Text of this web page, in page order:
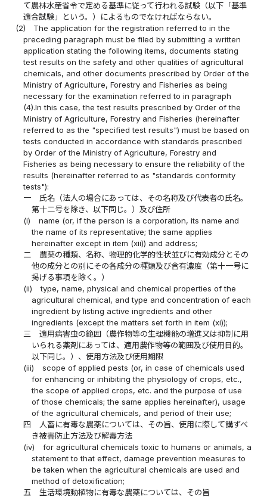
て農林水産省令で定める基準に従って行われる試験（以下「基準
適合試験」という。）によるものでなければならない。
(2)
The application for the registration referred to in the
preceding paragraph must be filed by submitting a written
application stating the following items, documents stating
test results on the safety and other qualities of agricultural
chemicals, and other documents prescribed by Order of the
Ministry of Agriculture, Forestry and Fisheries as being
necessary for the examination referred to in paragraph
(4).In this case, the test results prescribed by Order of the
Ministry of Agriculture, Forestry and Fisheries (hereinafter
referred to as the "specified test results") must be based on
tests conducted in accordance with standards prescribed
by Order of the Ministry of Agriculture, Forestry and
Fisheries as being necessary to ensure the reliability of the
results (hereinafter referred to as "standards conformity
tests"):
一
氏名（法人の場合にあっては、その名称及び代表者の氏名。
第十二号を除き、以下同じ。）及び住所
(i)
name (or, if the person is a corporation, its name and
the name of its representative; the same applies
hereinafter except in item (xii)) and address;
二
農薬の種類、名称、物理的化学的性状並びに有効成分とその
他の成分との別にその各成分の種類及び含有濃度（第十一号に
掲げる事項を除く。）
(ii)
type, name, physical and chemical properties of the
agricultural chemical, and type and concentration of each
ingredient by listing active ingredients and other
ingredients (except the matters set forth in item (xi));
三
適用病害虫の範囲（農作物等の生理機能の増進又は抑制に用
いられる薬剤にあっては、適用農作物等の範囲及び使用目的。
以下同じ。）、使用方法及び使用期限
(iii)
scope of applied pests (or, in case of chemicals used
for enhancing or inhibiting the physiology of crops, etc.,
the scope of applied crops, etc. and the purpose of use
of those chemicals; the same applies hereinafter), usage
of the agricultural chemicals, and period of their use;
四
人畜に有毒な農薬については、その旨、使用に際して講ずべ
き被害防止方法及び解毒方法
(iv)
for agricultural chemicals toxic to humans or animals, a
statement to that effect, damage prevention measures to
be taken when the agricultural chemicals are used and
method of detoxification;
五
生活環境動植物に有毒な農薬については、その旨